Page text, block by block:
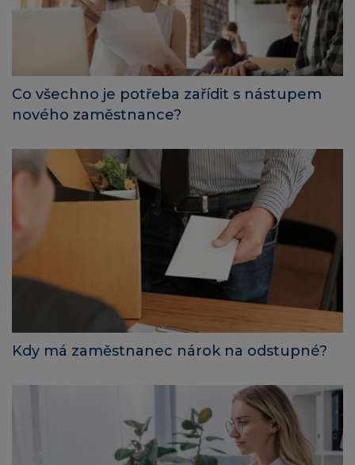
Co všechno je potřeba zařídit s nástupem
nového zaměstnance?
Kdy má zaměstnanec nárok na odstupné?